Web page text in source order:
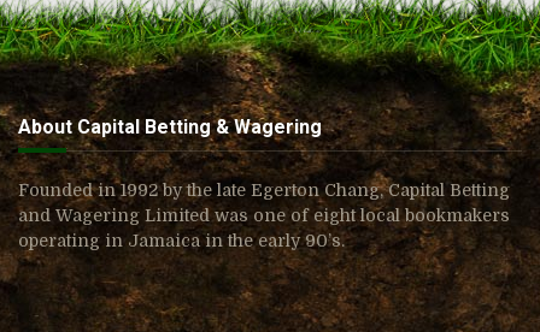
About Capital Betting & Wagering
Founded in 1992 by the late Egerton Chang, Capital Betting
and Wagering Limited was one of eight local bookmakers
operating in Jamaica in the early 90’s.